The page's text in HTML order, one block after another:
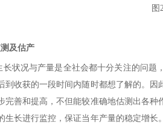
图
及估产
况与产量是全社会都十分关注的问题
到收获的一段时间内随时都想了解的。
完善和提高，不但能较准确地估测出各
生长进行监控，保证当年产量的稳定增